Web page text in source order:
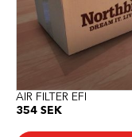
AIR FILTER EFI
354 SEK